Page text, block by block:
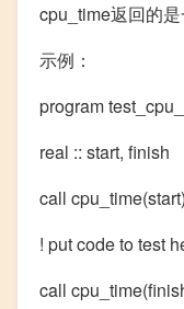
cpu_time返回的
示例：
program
real :: start, finish
call cpu_time(start)
! put code to test
call